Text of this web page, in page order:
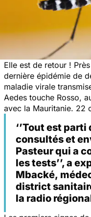
Elle est de retour !
dernière épidémie de
maladie virale
Aedes touche Rosso,
avec la Mauritanie. 22
‘’Tout est parti
consultés et
Pasteur qui a
les tests’’, a
Mbacké,
district
la radio